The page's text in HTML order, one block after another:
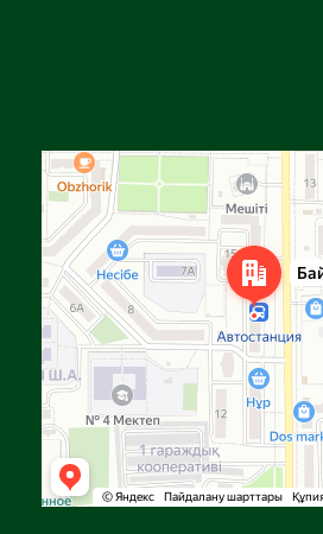
Улица Байтурсынова, 16 — Яндекс Карты